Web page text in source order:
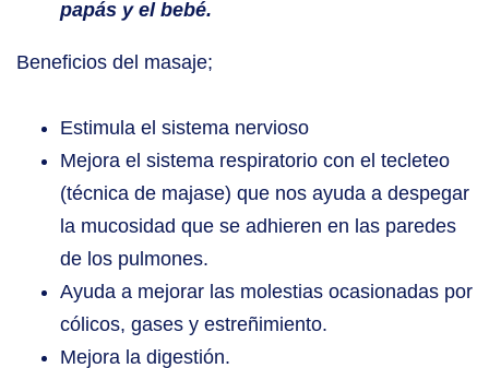
papás y el bebé.
Beneficios del masaje;
Estimula el sistema nervioso
Mejora el sistema respiratorio con el tecleteo
(técnica de majase) que nos ayuda a despegar
la mucosidad que se adhieren en las paredes
de los pulmones.
Ayuda a mejorar las molestias ocasionadas por
cólicos, gases y estreñimiento.
Mejora la digestión.